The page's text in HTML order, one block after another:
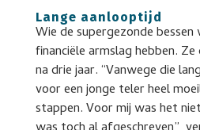
Lange aanlooptijd
Wie de supergezonde
financiële armslag hebben.
na drie jaar. “Vanwege die
voor een jonge teler heel
stappen. Voor mij was het